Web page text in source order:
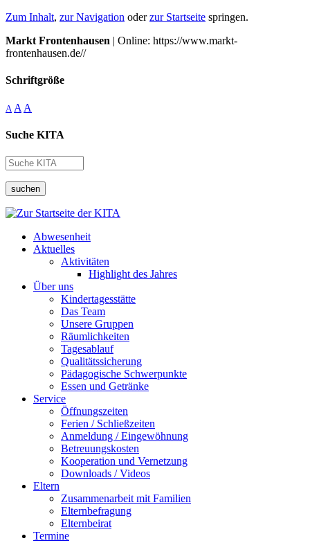
Zum Inhalt, zur Navigation oderzur Startseite springen.
Markt Frontenhausen | Online: https://www.markt-
frontenhausen.de//
Schriftgröße
A A A
Suche KITA
suchen
Abwesenheit
Aktuelles
Aktivitäten
Highlight des Jahres
Über uns
Kindertagesstätte
Das Team
Unsere Gruppen
Räumlichkeiten
Tagesablauf
Qualitätssicherung
Pädagogische Schwerpunkte
Essen und Getränke
Service
Öffnungszeiten
Ferien / Schließzeiten
Anmeldung / Eingewöhnung
Betreuungskosten
Kooperation und Vernetzung
Downloads / Videos
Eltern
Zusammenarbeit mit Familien
Elternbefragung
Elternbeirat
Termine